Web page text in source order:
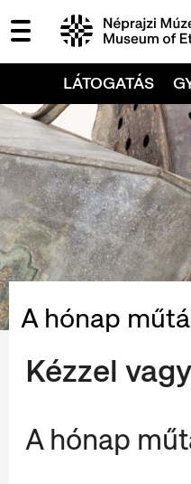
LÁTOGATÁS
A hónap
Kézzel
A hónap